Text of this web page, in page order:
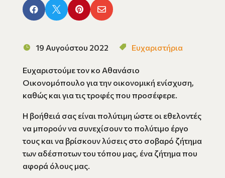
   
19 Αυγούστου 2022 Ευχαριστήρια
Ευχαριστούμε τον κο Αθανάσιο
Οικονομόπουλο για την οικονομική ενίσχυση,
καθώς και για τις τροφές που προσέφερε.
Η βοήθειά σας είναι πολύτιμη ώστε οι εθελοντές
να μπορούν να συνεχίσουν το πολύτιμο έργο
τους και να βρίσκουν λύσεις στο σοβαρό ζήτημα
των αδέσποτων του τόπου μας, ένα ζήτημα που
αφορά όλους μας.